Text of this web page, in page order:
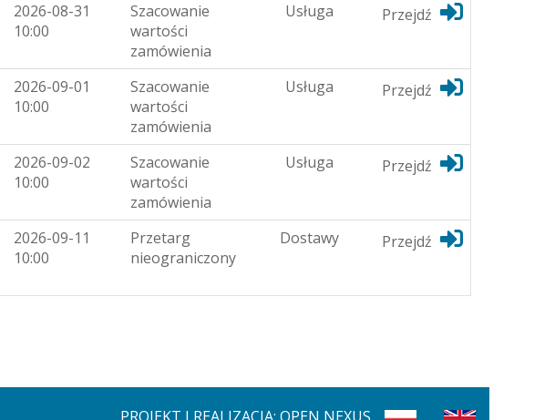
2026-08-31
10:00
Szacowanie
wartości
zamówienia
Usługa Przejdź
2026-09-01
10:00
Szacowanie
wartości
zamówienia
Usługa Przejdź
2026-09-02
10:00
Szacowanie
wartości
zamówienia
Usługa Przejdź
2026-09-11
10:00
Przetarg
nieograniczony
Dostawy Przejdź